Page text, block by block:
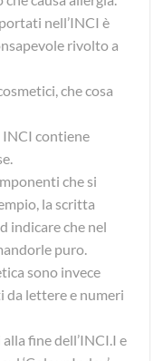
nell’INCI è
rivolto a
che cosa
INCI contiene
che si
la scritta
indicare che nel
puro.
sono invece
lettere e numeri
fine dell’INCI.I e